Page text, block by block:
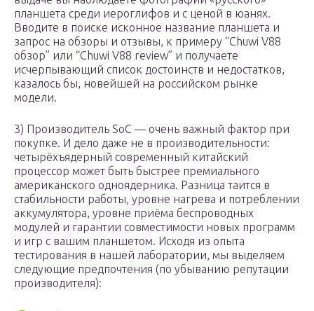
планшета среди иероглифов и с ценой в юанях.
Вводите в поиске исконное название планшета и
запрос на обзоры и отзывы, к примеру “Chuwi V88
обзор” или “Chuwi V88 review” и получаете
исчерпывающий список достоинств и недостатков,
казалось бы, новейшей на российском рынке
модели.
3) Производитель SoC — очень важный фактор при
покупке. И дело даже не в производительности:
четырёхъядерный современный китайский
процессор может быть быстрее премиального
американского одноядерника. Разница таится в
стабильности работы, уровне нагрева и потреблении
аккумулятора, уровне приёма беспроводных
модулей и гарантии совместимости новых программ
и игр с вашим планшетом. Исходя из опыта
тестирования в нашей лаборатории, мы выделяем
следующие предпочтения (по убыванию репутации
производителя):